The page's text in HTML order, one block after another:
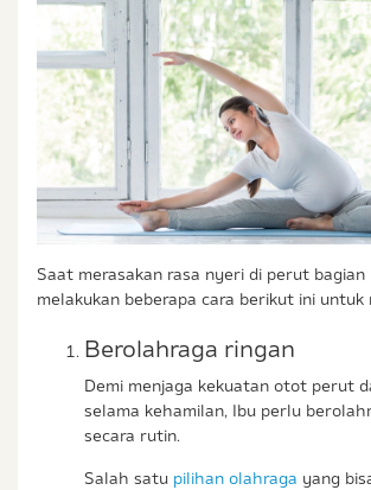
Saat merasakan rasa nyeri di perut bagian
melakukan beberapa cara berikut ini untuk
Berolahraga ringan
Demi menjaga kekuatan otot perut
selama kehamilan, Ibu perlu
secara rutin.
Salah satu pilihan olahraga yang